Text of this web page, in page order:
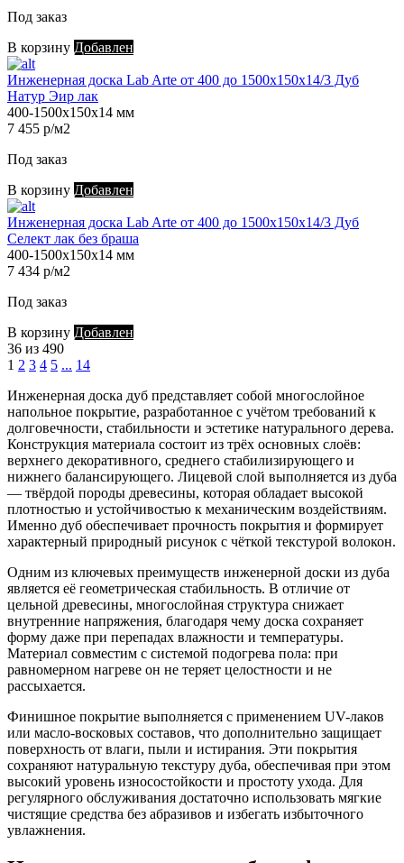
Под заказ
В корзину Добавлен
Инженерная доска Lab Arte от 400 до 1500х150х14/3 Дуб
Натур Эир лак
400-1500х150х14 мм
7 455 р/м2
Под заказ
В корзину Добавлен
Инженерная доска Lab Arte от 400 до 1500х150х14/3 Дуб
Селект лак без браша
400-1500х150х14 мм
7 434 р/м2
Под заказ
В корзину Добавлен
36 из 490
1 2 3 4 5 ... 14
Инженерная доска дуб представляет собой многослойное
напольное покрытие, разработанное с учётом требований к
долговечности, стабильности и эстетике натурального дерева.
Конструкция материала состоит из трёх основных слоёв:
верхнего декоративного, среднего стабилизирующего и
нижнего балансирующего. Лицевой слой выполняется из дуба
— твёрдой породы древесины, которая обладает высокой
плотностью и устойчивостью к механическим воздействиям.
Именно дуб обеспечивает прочность покрытия и формирует
характерный природный рисунок с чёткой текстурой волокон.
Одним из ключевых преимуществ инженерной доски из дуба
является её геометрическая стабильность. В отличие от
цельной древесины, многослойная структура снижает
внутренние напряжения, благодаря чему доска сохраняет
форму даже при перепадах влажности и температуры.
Материал совместим с системой подогрева пола: при
равномерном нагреве он не теряет целостности и не
рассыхается.
Финишное покрытие выполняется с применением UV-лаков
или масло-восковых составов, что дополнительно защищает
поверхность от влаги, пыли и истирания. Эти покрытия
сохраняют натуральную текстуру дуба, обеспечивая при этом
высокий уровень износостойкости и простоту ухода. Для
регулярного обслуживания достаточно использовать мягкие
чистящие средства без абразивов и избегать избыточного
увлажнения.